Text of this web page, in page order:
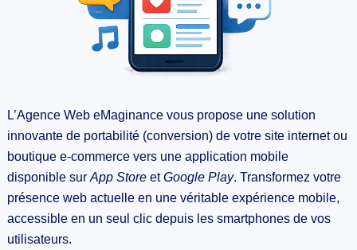
L’Agence Web eMaginance vous propose une solution
innovante de portabilité (conversion) de votre site internet ou
boutique e-commerce vers une application mobile
disponible sur App StoreetGoogle Play. Transformez votre
présence web actuelle en une véritable expérience mobile,
accessible en un seul clic depuis les smartphones de vos
utilisateurs.